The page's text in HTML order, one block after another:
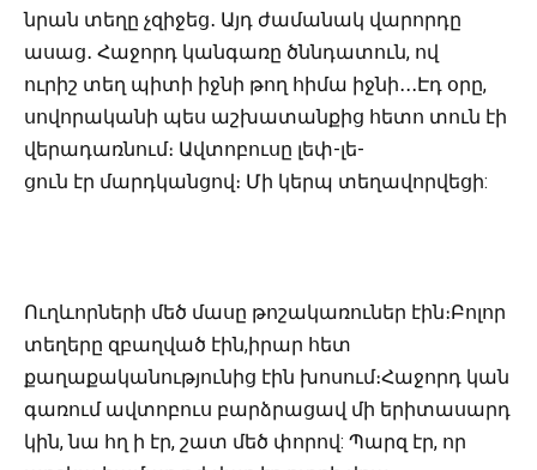
նրան տեղը չզիջեց․ Այդ ժամանակ վարորդը
ասաց․ Հաջորդ կանգառը ծննդատուն, ով
ուրիշ տեղ պիտի իջնի թող հիմա իջնի․․․Էդ օրը,
սովորականի պես աշխատանքից հետո տուն էի
վերադառնում։ Ավտոբուսը լեփ-լե-
ցուն էր մարդկանցով։ Մի կերպ տեղավորվեցի:
Ուղևորների մեծ մասը թոշակառուներ էին։Բոլոր
տեղերը զբաղված էին,իրար հետ
քաղաքականությունից էին խոսում։Հաջորդ կան
գառում ավտոբուս բարձրացավ մի երիտասարդ
կին, նա հղ ի էր, շատ մեծ փորով: Պարզ էր, որ